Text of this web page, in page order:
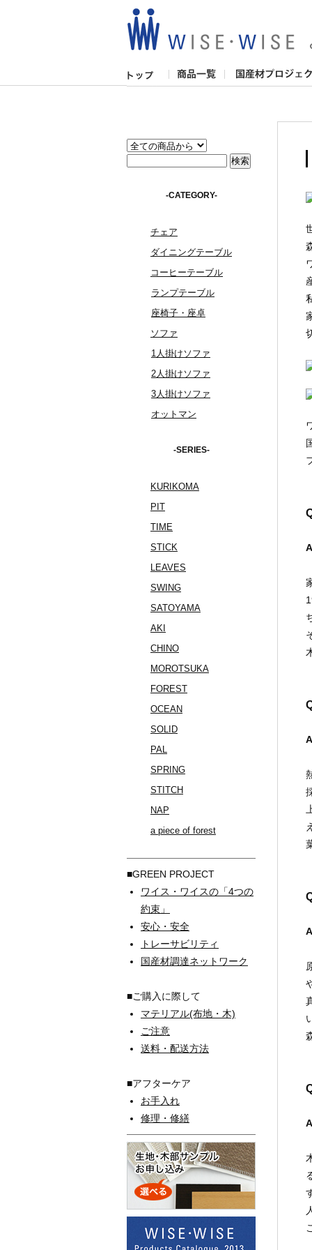
-CATEGORY-
チェア
ダイニングテーブル
コーヒーテーブル
ランプテーブル
座椅子・座卓
ソファ
1人掛けソファ
2人掛けソファ
3人掛けソファ
オットマン
-SERIES-
KURIKOMA
PIT
TIME
STICK
LEAVES
SWING
SATOYAMA
AKI
CHINO
MOROTSUKA
FOREST
OCEAN
SOLID
PAL
SPRING
STITCH
NAP
a piece of forest
■GREEN PROJECT
ワイス・ワイスの「4つの
約束」
安心・安全
トレーサビリティ
国産材調達ネットワーク
■ご購入に際して
マテリアル(布地・木)
ご注意
送料・配送方法
■アフターケア
お手入れ
修理・修繕